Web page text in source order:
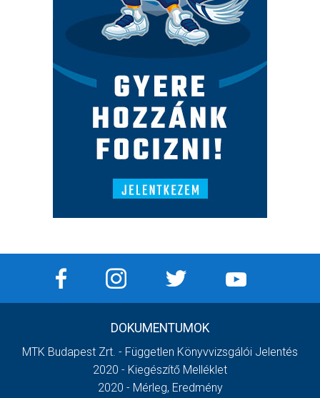
DOKUMENTUMOK
MTK Budapest Zrt. - Független Könyvvizsgálói Jelentés
2020 - Kiegészítő Melléklet
2020 - Mérleg, Eredmény